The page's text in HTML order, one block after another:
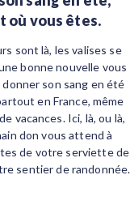
où vous êtes.
sont là, les valises se
bonne nouvelle vous
donner son sang en été
en France, même
vacances. Ici, là, ou là,
don vous attend à
de votre serviette de
sentier de randonnée.